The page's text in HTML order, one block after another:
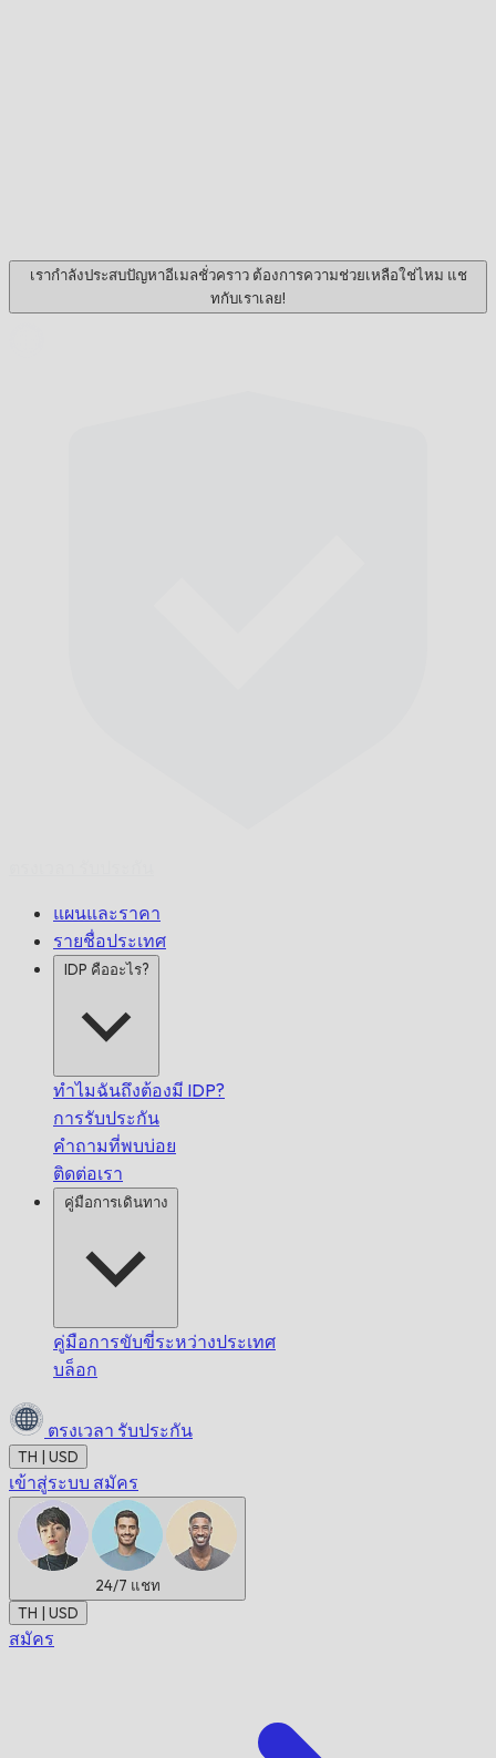
เรากำลังประสบปัญหาอีเมลชั่วคราว ต้องการความช่วยเหลือใช่ไหม แช
ทกับเราเลย!
แผนและราคา
รายชื่อประเทศ
IDP คืออะไร?
ทำไมฉันถึงต้องมี IDP?
การรับประกัน
คำถามที่พบบ่อย
ติดต่อเรา
คู่มือการเดินทาง
คู่มือการขับขี่ระหว่างประเทศ
บล็อก
ตรงเวลา รับประกัน
TH | USD
เข้าสู่ระบบ สมัคร
24/7 แชท
TH | USD
สมัคร